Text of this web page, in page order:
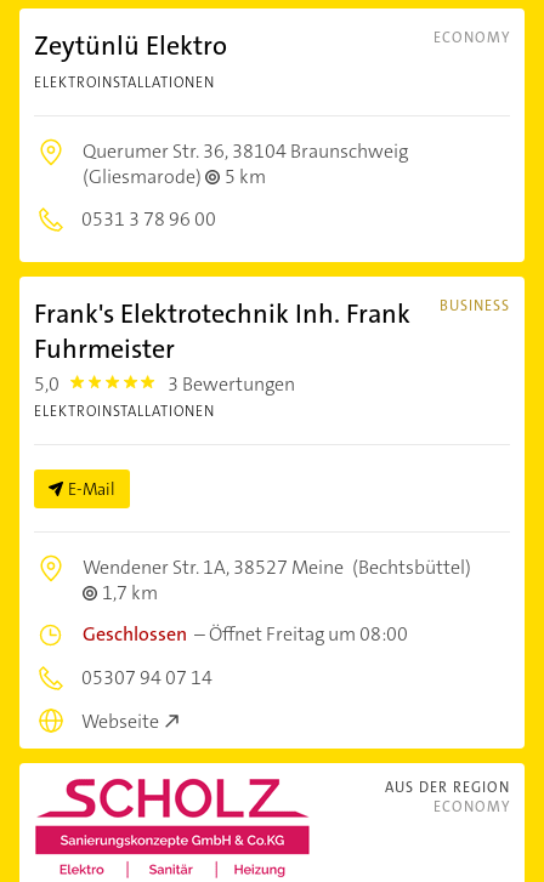
ECONOMY
Zeytünlü Elektro
ELEKTROINSTALLATIONEN
Querumer Str. 36,38104 Braunschweig
(Gliesmarode)
5 km
0531 3 78 96 00
BUSINESS
Frank's Elektrotechnik Inh. Frank
Fuhrmeister
5,0 5.0 3 Bewertungen
ELEKTROINSTALLATIONEN
E-Mail
Wendener Str. 1A,38527 Meine (Bechtsbüttel)
1,7 km
Geschlossen –Öffnet Freitag um 08:00
05307 94 07 14
Webseite
AUS DER REGION
ECONOMY